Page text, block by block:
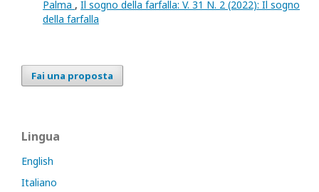
Palma , Il sogno della farfalla: V. 31 N. 2 (2022): Il sogno
della farfalla
Fai una proposta
Lingua
English
Italiano